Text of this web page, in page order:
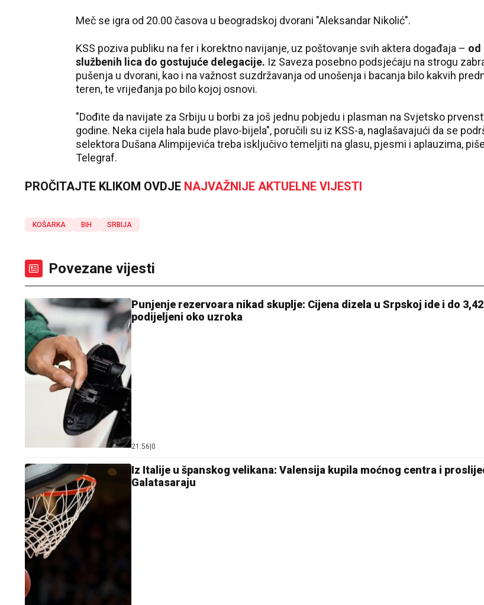
Meč se igra od 20.00 časova u beogradskoj dvorani "Aleksandar Nikolić".
KSS poziva publiku na fer i korektno navijanje, uz poštovanje svih aktera događaja – od
službenih lica do gostujuće delegacije. Iz Saveza posebno podsjećaju na strogu
pušenja u dvorani, kao i na važnost suzdržavanja od unošenja i bacanja bilo kakvih
teren, te vrijeđanja po bilo kojoj osnovi.
"Dođite da navijate za Srbiju u borbi za još jednu pobjedu i plasman na Svjetsko
godine. Neka cijela hala bude plavo-bijela", poručili su iz KSS-a, naglašavajući da se
selektora Dušana Alimpijevića treba isključivo temeljiti na glasu, pjesmi i aplauzima, piše
Telegraf.
PROČITAJTE KLIKOM OVDJE NAJVAŽNIJE AKTUELNE VIJESTI
KOŠARKA BIH SRBIJA
Povezane vijesti
Punjenje rezervoara nikad skuplje: Cijena dizela u Srpskoj ide i do
podijeljeni oko uzroka
21:56 0
Iz Italije u španskog velikana: Valensija kupila moćnog centra i
Galatasaraju